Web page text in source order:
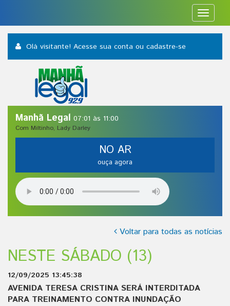
Toggle
Olá visitante! Acesse sua conta ou cadastre-se
Manhã Legal 07:01 às 11:00
Com Miltinho, Lady Darley
NO AR
ouça agora
Voltar para todas as notícias
NESTE SÁBADO (13)
12/09/2025 13:45:38
AVENIDA TERESA CRISTINA SERÁ INTERDITADA
PARA TREINAMENTO CONTRA INUNDAÇÃO